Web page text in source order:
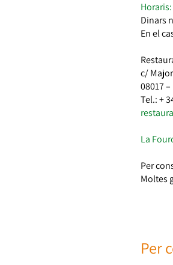
Horaris:
Dinars
En el
c/
08017
Tel.: +
La
Per
Moltes
Per